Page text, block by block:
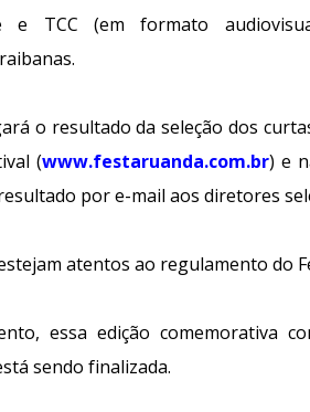
e TCC (em formato
o resultado da seleção dos
(www.festaruanda.com.br) e
por e-mail aos diretores
atentos ao regulamento do
essa edição comemorativa
sendo finalizada.